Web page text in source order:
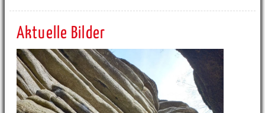
Aktuelle Bilder